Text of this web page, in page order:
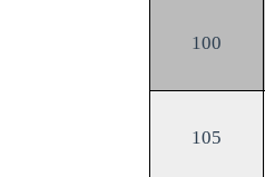
100
105